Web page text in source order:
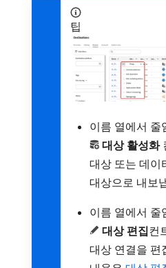
팁
이름 열에서 줄
대상 활성화
대상 또는 데이
대상으로 내보
이름 열에서 줄
대상 편집​컨
대상 연결을 편